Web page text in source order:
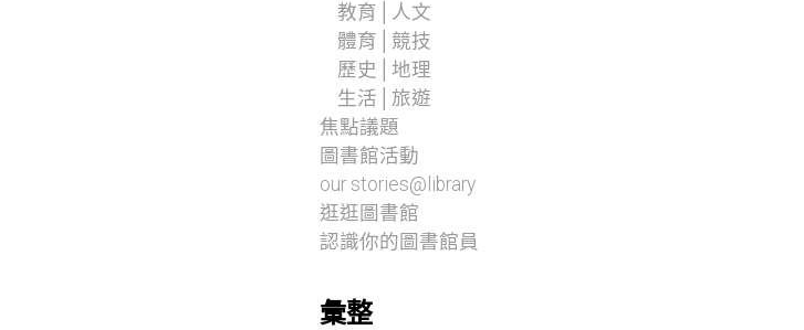
教育│人文
體育│競技
歷史│地理
生活│旅遊
焦點議題
圖書館活動
our stories@library
逛逛圖書館
認識你的圖書館員
彙整